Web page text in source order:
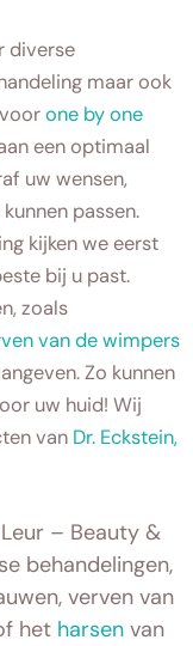
diverse
maar ook
one by one
een optimaal
uw wensen,
passen.
kijken we eerst
bij u past.
zoals
van de wimpers
Zo kunnen
uw huid! Wij
van Dr. Eckstein,
– Beauty &
behandelingen,
verven van
het harsen van